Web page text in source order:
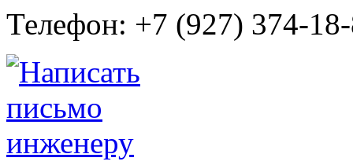
Телефон: +7 (927) 374-